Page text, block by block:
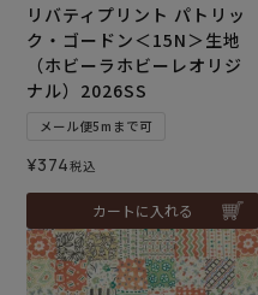
リバティプリント パトリッ
ク・ゴードン＜15N＞生地
（ホビーラホビーレオリジ
ナル）2026SS
メール便5mまで可
¥374税込
カートに入れる